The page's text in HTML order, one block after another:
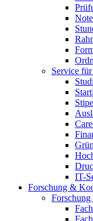
Service
IT-
Forschung &